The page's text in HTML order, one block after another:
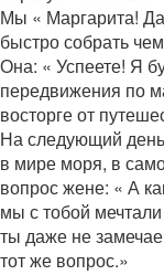
Мы « Маргарита!
быстро собрать
Она: « Успеете! Я
передвижения по
восторге от
На следующий
в мире моря, в
вопрос жене: « А
мы с тобой
ты даже не
тот же вопрос.»